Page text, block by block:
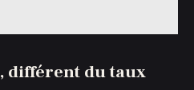
différent du taux